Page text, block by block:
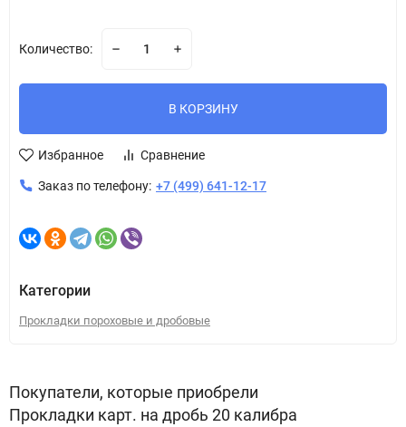
Количество:
В КОРЗИНУ
Избранное Сравнение
Заказ по телефону: +7 (499) 641-12-17
Категории
Прокладки пороховые и дробовые
Покупатели, которые приобрели
Прокладки карт. на дробь 20 калибра